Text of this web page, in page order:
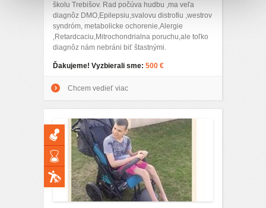
školu Trebišov. Rad počúva hudbu ,ma veľa
diagnôz DMO,Epilepsiu,svalovu distrofiu ,westrov
syndróm, metabolicke ochorenie,Alergie
,Retardcaciu,Mitrochondrialna poruchu,ale toľko
diagnôz nám nebráni biť štastnými.
Ďakujeme! Vyzbierali sme: 500 €
Chcem vedieť viac